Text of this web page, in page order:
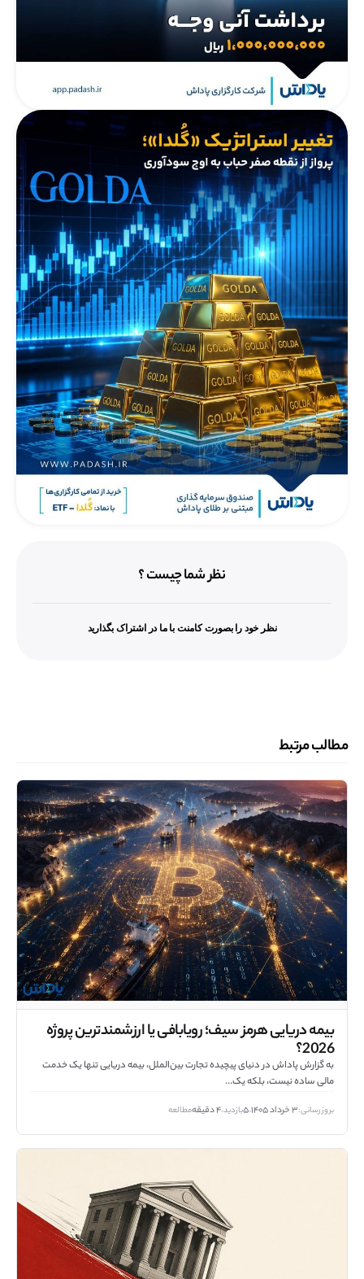
نظر شما چیست ؟
نظر خود را بصورت کامنت با ما در اشتراک بگذارید
مطالب مرتبط
بیمه دریایی هرمز سیف؛ رویابافی یا ارزشمندترین پروژه
2026؟
به گزارش پاداش در دنیای پیچیده تجارت بین‌الملل، بیمه دریایی تنها یک خدمت
مالی ساده نیست، بلکه یک...
بروزرسانی:۳ خرداد ۱۴۰۵ •۵بازدید•۴ دقیقه مطالعه